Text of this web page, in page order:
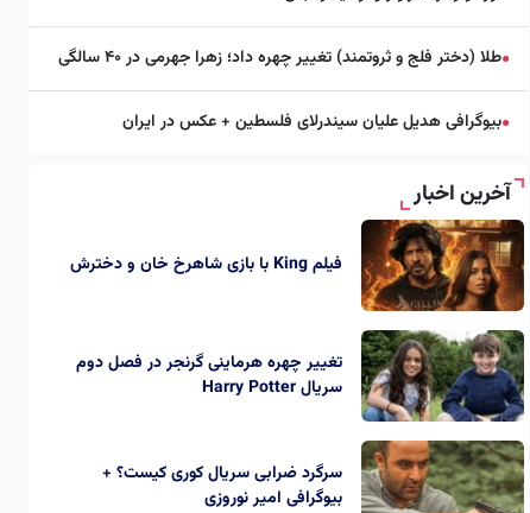
●طلا (دختر فلج و ثروتمند) تغییر چهره داد؛ زهرا جهرمی در ۴۰ سالگی
●بیوگرافی هدیل علیان سیندرلای فلسطین + عکس در ایران
آخرین اخبار
فیلم King با بازی شاهرخ خان و دخترش
تغییر چهره هرماینی گرنجر در فصل دوم
سریال Harry Potter
سرگرد ضرابی سریال کوری کیست؟ +
بیوگرافی امیر نوروزی